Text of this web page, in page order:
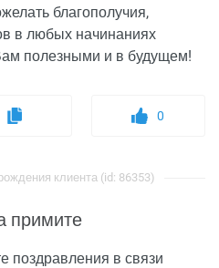
благополучия,
в любых начинаниях
полезными и в будущем!
0
клиента (id: 86353)
примите
поздравления в связи